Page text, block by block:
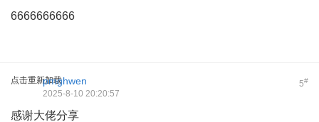
6666666666
点击重新加载 5#
pmghwen
2025-8-10 20:20:57
感谢大佬分享